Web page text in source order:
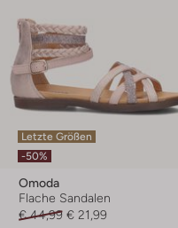
Letzte Größen
-50%
Omoda
Flache Sandalen
€ 44,99 € 21,99